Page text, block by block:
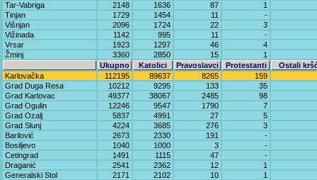
Tar-Vabriga
2148 1636 87
1
Tinjan
1729 1454 11
-
Višnjan
2096 1724 22
3
Vižinada
1142 995 11
-
Vrsar
1923 1297 46
4
Žminj
3360 2850 15
1
Ukupno
Katolici Pravoslavci Protestanti
Ostali
Karlovačka
112195 89637 8265
159
Grad Duga Resa
10212 9295 133
35
Grad Karlovac
49377 38067 2485
98
Grad Ogulin
12246 9547 1790
7
Grad Ozalj
5837 4991 27
5
Grad Slunj
4224 3685 276
3
Barilović
2673 2330 191
-
Bosiljevo
1040 1000 3
-
Cetingrad
1491 1115 47
-
Draganić
2541 2362 12
1
Generalski Stol
2171 2102 10
1